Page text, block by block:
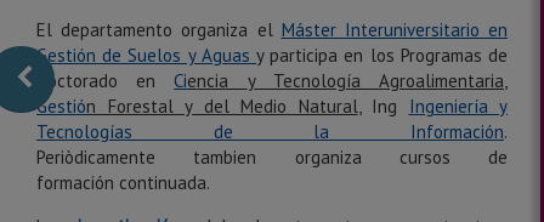
El departamento organiza el Máster Interuniversitario en
Gestión de Suelos y Aguas y participa en los Programas de
Doctorado enCiencia yTecnología Agroalimentaria,
Gestión Forestal ydel Medio Natural, Ing Ingeniería y
Tecnologías de la Información.
Periòdicamente tambien organiza cursos de
formación continuada.